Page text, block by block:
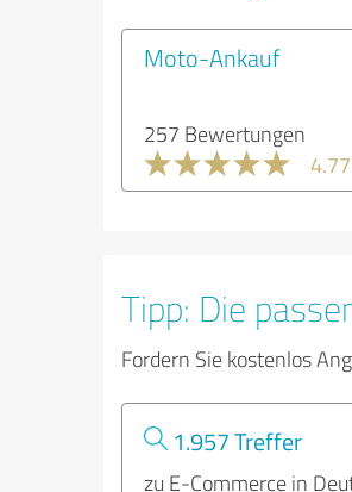
Moto-Ankauf
257 Bewertungen
Tipp: Die
Fordern Sie kostenlos
1.957 Treffer
zu E-Commerce in